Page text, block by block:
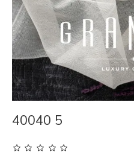
40040 5